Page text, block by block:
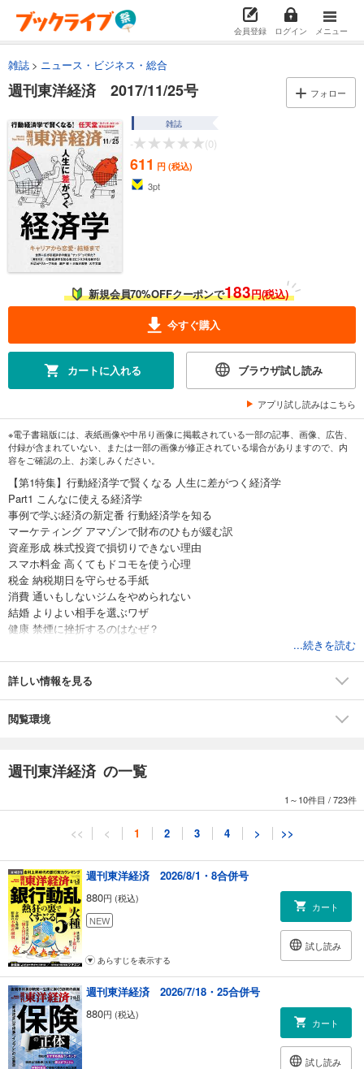
会員登録 ログイン メニュー
雑誌 ニュース・ビジネス・総合
週刊東洋経済 2017/11/25号 フォロー
雑誌
- (0)
611 円 (税込)
3pt
新規会員70%OFFクーポンで183円(税込)
今すぐ購入
カートに入れる ブラウザ試し読み
アプリ試し読みはこちら
※電子書籍版には、表紙画像や中吊り画像に掲載されている一部の記事、画像、広告、
付録が含まれていない、または一部の画像が修正されている場合がありますので、内
容をご確認の上、お楽しみください。
【第1特集】行動経済学で賢くなる 人生に差がつく経済学
Part1 こんなに使える経済学
事例で学ぶ経済の新定番 行動経済学を知る
マーケティング アマゾンで財布のひもが緩む訳
資産形成 株式投資で損切りできない理由
スマホ料金 高くてもドコモを使う心理
税金 納税期日を守らせる手紙
消費 通いもしないジムをやめられない
結婚 よりよい相手を選ぶワザ
健康 禁煙に挫折するのはなぜ？
子どもの教育 幼児教育無償化は良策だ
幸福感 豊かでも幸せとは限らない
効かないナッジがある理由
4つの問いで学ぶ経済学最前線
脱・検証できない科学 経済学で進むフィールド実験
INTERVIEW│君島達己 任天堂社長
【第3特集】どん底からの回復劇 マクドナルドの組織改革
INTERVIEW│サラ・Ｌ・カサノバ 日本マクドナルドホールディングス社
長
ニュース深掘り
羽田新飛行ルートで波紋 落下物、騒音に募る不安
みずほ、１.９万人削減の余波
半導体の巨額買収が続く事情
住友林業、ゼネコン出資の勝算
株 パソナ南部式経営に「物言い」
...続きを読む
詳しい情報を見る
閲覧環境
週刊東洋経済 の一覧
1～10件目 /723件
<< < 1 2 3 4 > >>
週刊東洋経済 2026/8/1・8合併号
880円 (税込)
NEW
カート
試し読み
あらすじを表示する
週刊東洋経済 2026/7/18・25合併号
880円 (税込)
カート
試し読み